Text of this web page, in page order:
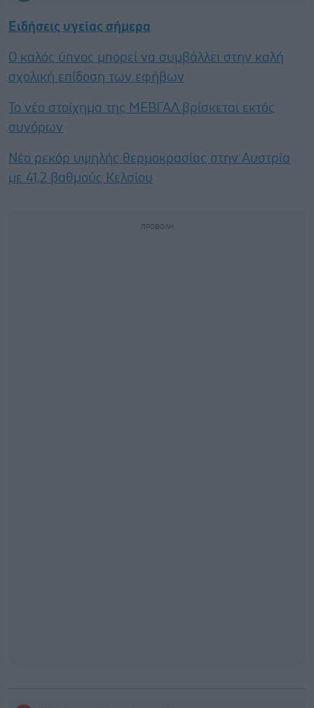
Ειδήσεις υγείας σήμερα
Ο καλός ύπνος μπορεί να συμβάλλει στην καλή
σχολική επίδοση των εφήβων
Το νέο στοίχημα της ΜΕΒΓΑΛ βρίσκεται εκτός
συνόρων
Νέο ρεκόρ υψηλής θερμοκρασίας στην Αυστρία
με 41,2 βαθμούς Κελσίου